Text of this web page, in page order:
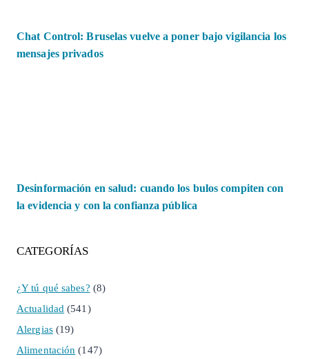
Chat Control: Bruselas vuelve a poner bajo vigilancia los
mensajes privados
Desinformación en salud: cuando los bulos compiten con
la evidencia y con la confianza pública
CATEGORÍAS
¿Y tú qué sabes? (8)
Actualidad (541)
Alergias(19)
Alimentación (147)